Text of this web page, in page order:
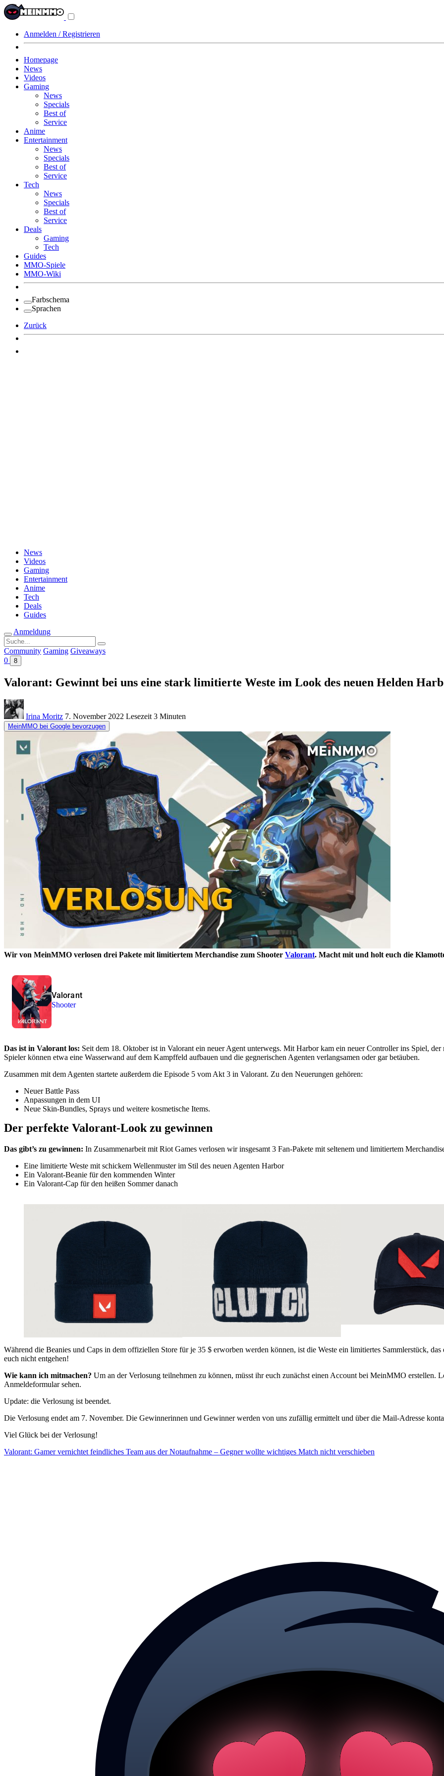
Anmelden / Registrieren
Homepage
News
Videos
Gaming
News
Specials
Best of
Service
Anime
Entertainment
News
Specials
Best of
Service
Tech
News
Specials
Best of
Service
Deals
Gaming
Tech
Guides
MMO-Spiele
MMO-Wiki
Farbschema
Sprachen
Zurück
News
Videos
Gaming
Entertainment
Anime
Tech
Deals
Guides
Anmeldung
Suche
nach:
Community Gaming Giveaways
0
8
Valorant: Gewinnt bei uns eine stark limitierte Weste im Look des neuen Helden
Irina Moritz 7. November 2022 Lesezeit 3 Minuten
MeinMMO bei Google bevorzugen
Wir von MeinMMO verlosen drei Pakete mit limitiertem Merchandise zum Shooter Valorant. Macht mit und holt euch die
Valorant
Shooter
Das ist in Valorant los: Seit dem 18. Oktober ist in Valorant ein neuer Agent unterwegs. Mit Harbor kam ein neuer Controller ins Spiel,
Spieler können etwa eine Wasserwand auf dem Kampffeld aufbauen und die gegnerischen Agenten verlangsamen oder gar betäuben.
Zusammen mit dem Agenten startete außerdem die Episode 5 vom Akt 3 in Valorant. Zu den Neuerungen gehören:
Neuer Battle Pass
Anpassungen in dem UI
Neue Skin-Bundles, Sprays und weitere kosmetische Items.
Der perfekte Valorant-Look zu gewinnen
Das gibt’s zu gewinnen: In Zusammenarbeit mit Riot Games verlosen wir insgesamt 3 Fan-Pakete mit seltenem und limitiertem
Eine limitierte Weste mit schickem Wellenmuster im Stil des neuen Agenten Harbor
Ein Valorant-Beanie für den kommenden Winter
Ein Valorant-Cap für den heißen Sommer danach
Während die Beanies und Caps in dem offiziellen Store für je 35 $ erworben werden können, ist die Weste ein limitiertes Sammlerstück,
euch nicht entgehen!
Wie kann ich mitmachen? Um an der Verlosung teilnehmen zu können, müsst ihr euch zunächst einen Account bei MeinMMO erstellen.
Anmeldeformular sehen.
Update: die Verlosung ist beendet.
Die Verlosung endet am 7. November. Die Gewinnerinnen und Gewinner werden von uns zufällig ermittelt und über die Mail-Adresse
Viel Glück bei der Verlosung!
Valorant: Gamer vernichtet feindliches Team aus der Notaufnahme – Gegner wollte wichtiges Match nicht verschieben